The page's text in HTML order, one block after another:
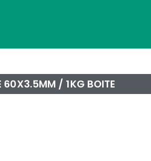
60X3.5MM / 1KG BOITE